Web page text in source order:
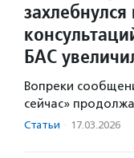
БАС
Вопреки
сейчас»
Статьи · 17.03.2026